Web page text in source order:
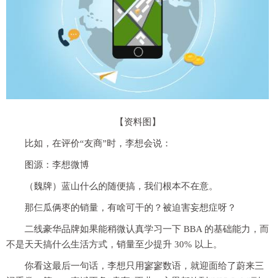
【资料图】
比如，在评价“友商”时，李想会说：
图源：李想微博
（魏牌）蓝山什么的随便搞，我们根本不在意。
那仨瓜俩枣的销量，有啥可干的？被迫害妄想症呀？
二线豪华品牌如果能稍微认真学习一下 BBA 的基础能力，而
不是天天搞什么生活方式，销量至少提升 30% 以上。
你看这最后一句话，李想只用寥寥数语，就迎面给了蔚来三